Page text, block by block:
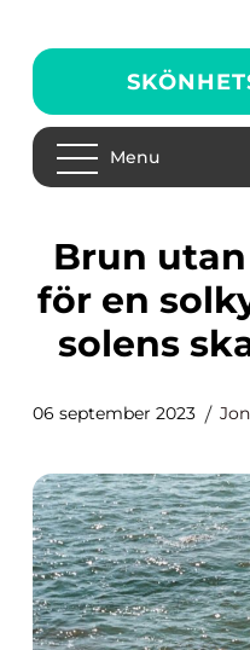
Menu
Brun utan sol ansikte –
för en
solens
06 september 2023